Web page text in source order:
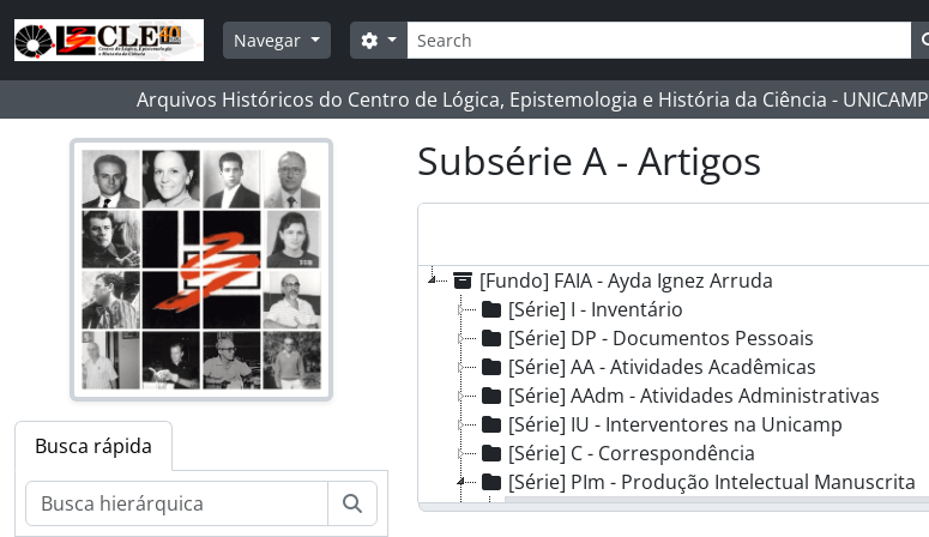
Skip to main content
Navegar
Buscar
Opções de busca
Arquivos Históricos do Centro de Lógica, Epistemologia e História da Ciência - UNICAMP
Busca rápida
Buscar
Subsérie A - Artigos
[Fundo] FAIA - Ayda Ignez Arruda
[Série] I - Inventário
[Série] DP - Documentos Pessoais
[Série] AA - Atividades Acadêmicas
[Série] AAdm - Atividades Administrativas
[Série] IU - Interventores na Unicamp
[Série] C - Correspondência
[Série] PIm - Produção Intelectual Manuscrita
[Subsérie] A - Artigos